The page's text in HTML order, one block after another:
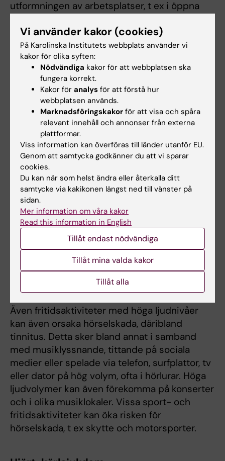
utformningen av arbetsplatser, t ex i öppna
Hörsel
Risken för hörselskada ökar med ljudstyrkan
och den tid man vistas i bullret, samt beror
även på ljudets karaktär. Det finns en stor
variation i känsligheten för buller mellan olika
individer.
Enligt Arbetsmiljöverkets rapporter utgörs ca
10–15% av arbetssjukdomarna årligen av
hörselnedsättning till följd av bullerexponering
på arbetsplatsen. Den exakta andelen kan
dock variera något mellan år och beroende på
bransch och är högre i mansdominerade
yrken än i kvinnodominerande. Risken kan
vanligen helt undvikas vid korrekt användning
av hörselskydd. Nya studier tyder på att
yrkesexponering för höga ljudnivåer på
arbetsplatsen (>85dBA) under graviditet kan
öka risken för hörselskador hos barnen.
Även fritidsaktiviteter med höga ljudnivåer
kan även orsaka hörselskada, däribland
tinnitus. Detta sker bland annat i samband
med musiklyssnande, tittande på sociala
medier eller spelade via telefon, surfplattor, tv
eller dator på hög volym, ofta i hörlurar. Höga
ljudvolymer kan även förekomma på konserter
och i olika musiklokaler. Vissa sport- och
fritidsaktiviteter kan öka risken för
hörselskada, t ex skytte och motorsporter.
Vi använder kakor (cookies)
På Karolinska Institutets webbplats använder vi
kakor för olika syften:
Nödvändiga kakor för att webbplatsen ska
fungera korrekt.
Kakor för analys för att förstå hur
webbplatsen används.
Marknadsföringskakor för att visa och spåra
relevant innehåll och annonser från externa
plattformar.
Viss information kan överföras till länder utanför EU.
Genom att samtycka godkänner du att vi sparar
cookies.
Du kan när som helst ändra eller återkalla ditt
samtycke via kakikonen längst ned till vänster på
sidan.
Mer information om våra kakor
Read this information in English
Tillåt endast nödvändiga
Tillåt mina valda kakor
Tillåt alla